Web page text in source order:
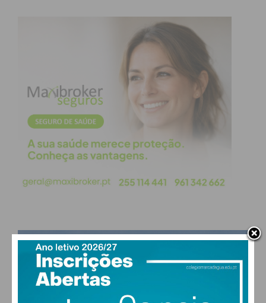
atualizada.
Eu li e concordo com os
termos e
PAÇOS DE FERREIRA
24°
few clouds